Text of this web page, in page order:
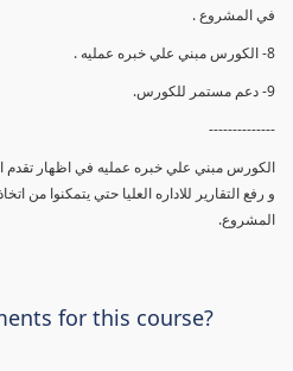
في المشروع .
8- الكورس مبني علي خبره عمليه .
9- دعم مستمر للكورس.
--------------
الكورس مبني علي خبره عمليه في اظهار تقدم
و رفع التقارير للاداره العليا حتي يتمكنوا من
المشروع.
for this course?